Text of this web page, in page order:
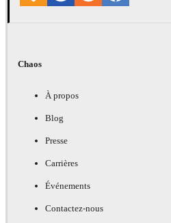
Chaos
À propos
Blog
Presse
Carrières
Événements
Contactez-nous